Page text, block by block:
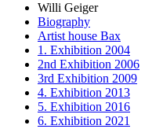
Willi Geiger
Biography
Artist house Bax
1. Exhibition 2004
2nd Exhibition 2006
3rd Exhibition 2009
4. Exhibition 2013
5. Exhibition 2016
6. Exhibition 2021